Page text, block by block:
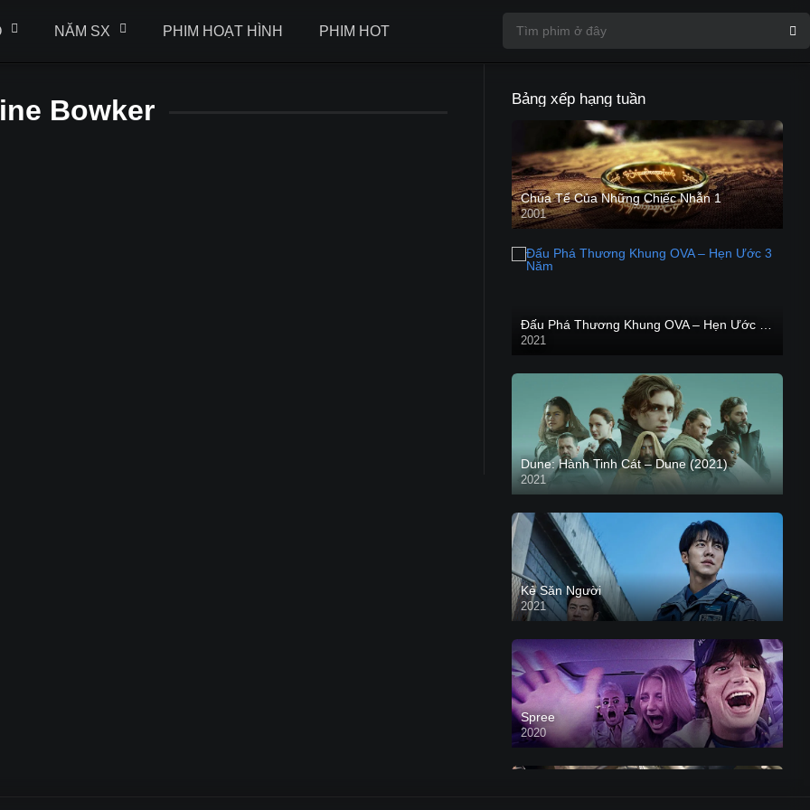
NĂM SX PHIM HOẠT HÌNH PHIM HOT
Bowker Bảng xếp hạng tuần
Chúa Tể Của Những Chiếc Nhẫn 1
2001
2021
Dune: Hành Tinh Cát – Dune (2021)
2021
HD VIETSUB
Kẻ Săn Người
2021
Spree
2020